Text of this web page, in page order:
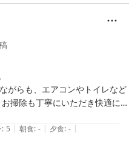
がらも、エアコンやトイレなど
掃除も丁寧にいただき快適に過
あちゃんちのような安心感があ
くりと寛ぐことができました。
すが…)この季節、お風呂場は
: 5 | 朝食: - | 夕食: - |